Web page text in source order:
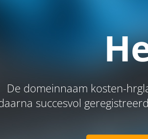
De domeinnaam kosten-
succesvol